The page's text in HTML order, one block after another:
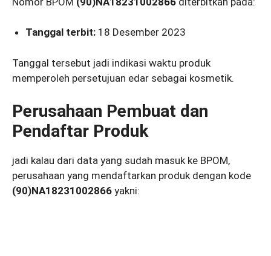
Tanggal terbit: 18 Desember 2023
Tanggal tersebut jadi indikasi waktu produk
memperoleh persetujuan edar sebagai kosmetik.
Perusahaan Pembuat dan
Pendaftar Produk
jadi kalau dari data yang sudah masuk ke BPOM,
perusahaan yang mendaftarkan produk dengan kode
(90)NA18231002866 yakni: